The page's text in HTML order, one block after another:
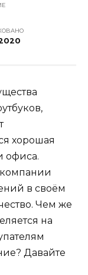
хорошая
офиса.
в своём
Чем же
на
Давайте